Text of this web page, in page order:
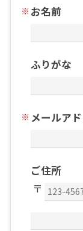
お名前
ふりがな
メールア
ご住所